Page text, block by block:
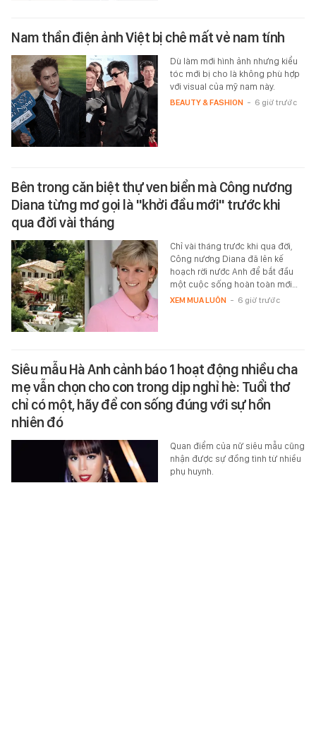
Nam thần điện ảnh Việt bị chê mất vẻ nam tính
Dù làm mới hình ảnh nhưng kiểu
tóc mới bị cho là không phù hợp
với visual của mỹ nam này.
BEAUTY & FASHION - 6 giờ trước
Bên trong căn biệt thự ven biển mà Công nương
Diana từng mơ gọi là "khởi đầu mới" trước khi
qua đời vài tháng
Chỉ vài tháng trước khi qua đời,
Công nương Diana đã lên kế
hoạch rời nước Anh để bắt đầu
một cuộc sống hoàn toàn mới…
XEM MUA LUÔN - 6 giờ trước
Siêu mẫu Hà Anh cảnh báo 1 hoạt động nhiều cha
mẹ vẫn chọn cho con trong dịp nghỉ hè: Tuổi thơ
chỉ có một, hãy để con sống đúng với sự hồn
nhiên đó
Quan điểm của nữ siêu mẫu cũng
nhận được sự đồng tình từ nhiều
phụ huynh.